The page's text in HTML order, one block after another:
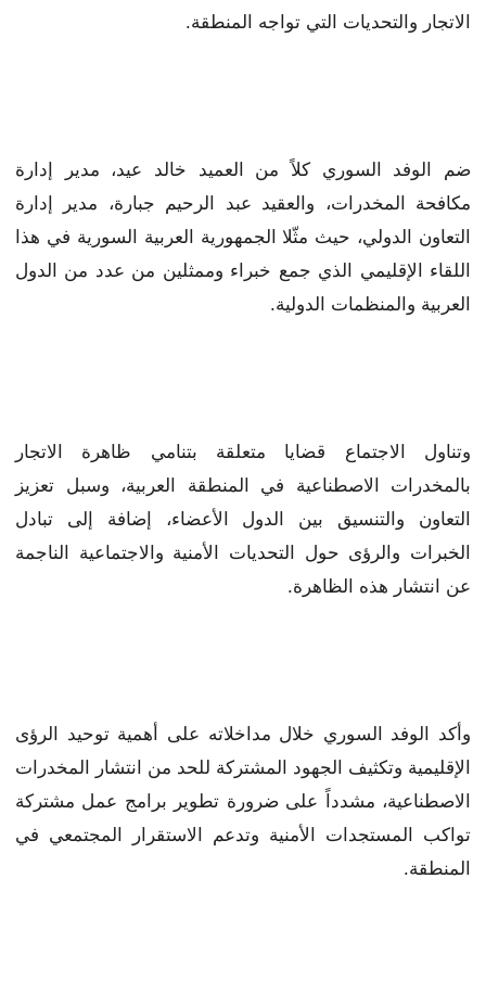
الاتجار والتحديات التي تواجه المنطقة.
ضم الوفد السوري كلاً من العميد خالد عيد، مدير إدارة
مكافحة المخدرات، والعقيد عبد الرحيم جبارة، مدير إدارة
التعاون الدولي، حيث مثّلا الجمهورية العربية السورية في هذا
اللقاء الإقليمي الذي جمع خبراء وممثلين من عدد من الدول
العربية والمنظمات الدولية.
وتناول الاجتماع قضايا متعلقة بتنامي ظاهرة الاتجار
بالمخدرات الاصطناعية في المنطقة العربية، وسبل تعزيز
التعاون والتنسيق بين الدول الأعضاء، إضافة إلى تبادل
الخبرات والرؤى حول التحديات الأمنية والاجتماعية الناجمة
عن انتشار هذه الظاهرة.
وأكد الوفد السوري خلال مداخلاته على أهمية توحيد الرؤى
الإقليمية وتكثيف الجهود المشتركة للحد من انتشار المخدرات
الاصطناعية، مشدداً على ضرورة تطوير برامج عمل مشتركة
تواكب المستجدات الأمنية وتدعم الاستقرار المجتمعي في
المنطقة.